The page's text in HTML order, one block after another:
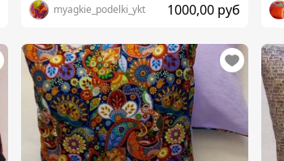
myagkie_podelki_ykt 1000,00 руб